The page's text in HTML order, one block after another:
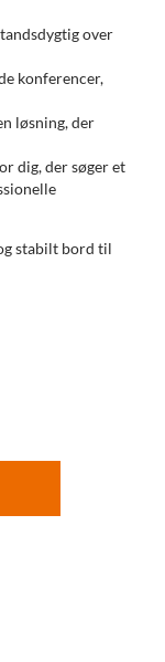
over
konferencer,
løsning, der
dig, der søger et
stabilt bord til